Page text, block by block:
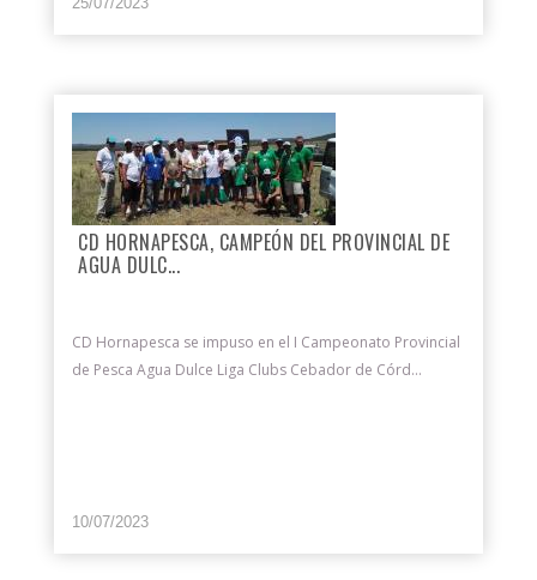
CD HORNAPESCA, CAMPEÓN DEL PROVINCIAL DE
AGUA DULC...
CD Hornapesca se impuso en el I Campeonato Provincial
de Pesca Agua Dulce Liga Clubs Cebador de Córd...
10/07/2023